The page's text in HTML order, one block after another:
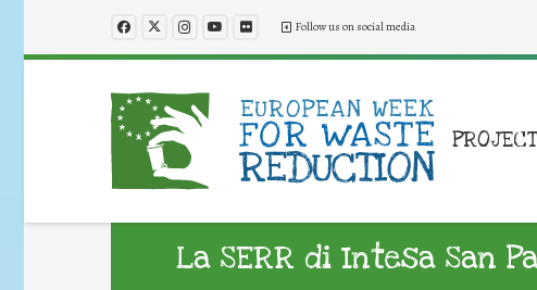
Follow us on social media
PROJECT
La SERR di Intesa San